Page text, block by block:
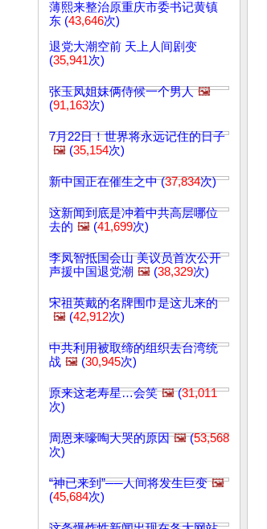
薄熙来整治原重庆市委书记黄镇
东 (43,646次)
退党大潮空前 天上人间剧变
(35,941次)
张玉凤姐妹俩侍候一个男人 🖼️
(91,163次)
7月22日！世界将永远记住的日子
🖼️ (35,154次)
新中国正在催生之中 (37,834次)
这新闻到底是冲着中共高层哪位
去的 🖼️ (41,699次)
李凤智抵国会山 美议员首次公开
声援中国退党潮 🖼️ (38,329次)
宋祖英戴的名牌围巾是这儿来的
🖼️ (42,912次)
中共利用被取缔的组织去台湾统
战 🖼️ (30,945次)
原来这老寿星…会笑 🖼️(31,011
次)
周恩来嚎啕大哭的原因 🖼️(53,568
次)
“神已来到”──人间将发生巨变 🖼️
(45,684次)